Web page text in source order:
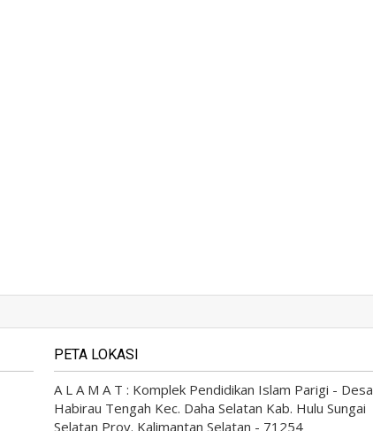
PETA LOKASI
A L A M A T : Komplek Pendidikan Islam Parigi - Desa
Habirau Tengah Kec. Daha Selatan Kab. Hulu Sungai
Selatan Prov. Kalimantan Selatan - 71254